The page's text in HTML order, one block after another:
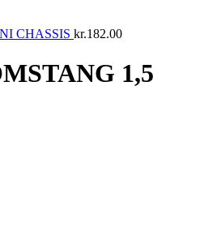
CHASSIS kr.182.00
1,5